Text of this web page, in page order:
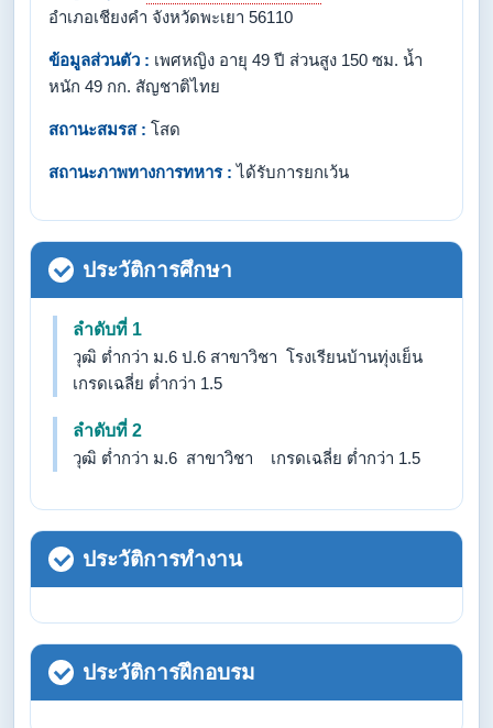
อำเภอเชียงคำ จังหวัดพะเยา 56110
ข้อมูลส่วนตัว : เพศหญิง อายุ 49 ปี ส่วนสูง 150 ซม. น้ำ
หนัก 49 กก. สัญชาติไทย
สถานะสมรส : โสด
สถานะภาพทางการทหาร : ได้รับการยกเว้น
ประวัติการศึกษา
ลำดับที่ 1
วุฒิ ต่ำกว่า ม.6 ป.6 สาขาวิชา โรงเรียนบ้านทุ่งเย็น
เกรดเฉลี่ย ต่ำกว่า 1.5
ลำดับที่ 2
วุฒิ ต่ำกว่า ม.6 สาขาวิชา เกรดเฉลี่ย ต่ำกว่า 1.5
ประวัติการทำงาน
ประวัติการฝึกอบรม